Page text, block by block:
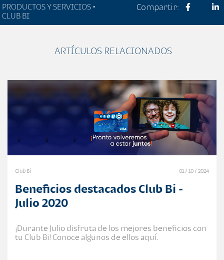
PRODUCTOS Y SERVICIOS •
CLUB BI
Compartir:
ARTÍCULOS RELACIONADOS
Club Bi 01 / 10 / 2024
Beneficios destacados Club Bi -
Julio 2020
¡Durante Julio disfruta de los mejores beneficios con
tu Club Bi! Conoce algunos de ellos aquí.